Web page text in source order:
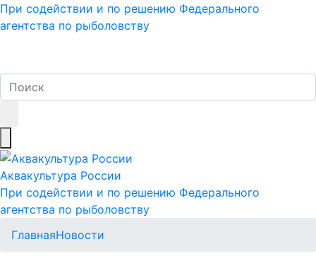
При содействии и по решению Федерального
агентства по рыболовству
Аквакультура России
При содействии и по решению Федерального
агентства по рыболовству
ГлавнаяНовости